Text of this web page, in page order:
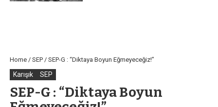
Home / SEP / SEP-G : “Diktaya Boyun Eğmeyeceğiz!”
Karışık SEP
SEP-G : “Diktaya Boyun